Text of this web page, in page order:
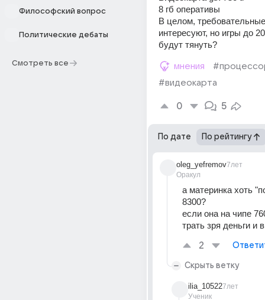
Философский вопрос
Политические дебаты
Смотреть все
8 гб оперативы
В целом,
интересуют, но игры до
будут тянуть?
мнения
#видеокарта
0 5
По дате По рейтингу
oleg_yefremov
Оракул
7лет
а материнка хоть
8300?
если она на чипе
трать зря деньги и
2
Скрыть ветку
ilia_10522
Ученик
7лет